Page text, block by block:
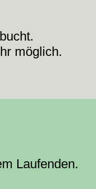
möglich.
Laufenden.